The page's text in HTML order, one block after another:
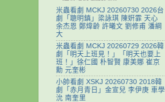
米蟲看劇 MCKJ 20260730 2026台
劇「聰明鎮」梁詠琪 陳姸霏 天心
余杰恩 鄭煒齡 許曦文 劉修甫 潘綱
大
米蟲看劇 MCKJ 20260729 2026韓
劇「明天上班見！」「明天也要上
班！」徐仁國 朴智賢 康美娜 崔京
勳 元奎彬
小帥看劇 XSKJ 20260730 2018韓
劇「赤月青日」金宣兒 李伊庚 車學
沇 南奎里